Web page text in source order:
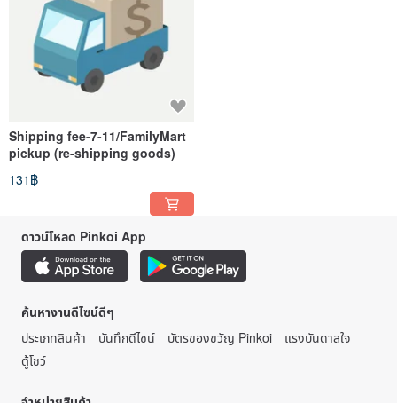
Shipping fee-7-11/FamilyMart
pickup (re-shipping goods)
131฿
ดาวน์โหลด Pinkoi App
ค้นหางานดีไซน์ดีๆ
ประเภทสินค้า
บันทึกดีไซน์ บัตรของขวัญ Pinkoi
แรงบันดาลใจ
ตู้โชว์